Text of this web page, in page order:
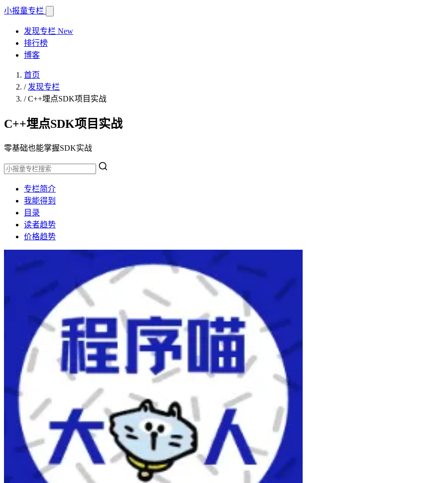
小报童专栏
发现专栏 New
排行榜
博客
首页
/ 发现专栏
/C++埋点SDK项目实战
C++埋点SDK项目实战
零基础也能掌握SDK实战
专栏简介
我能得到
目录
读者趋势
价格趋势